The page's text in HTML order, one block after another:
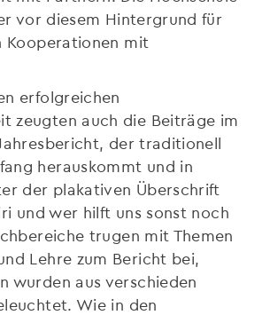
vor diesem Hintergrund für
Kooperationen mit
erfolgreichen
zeugten auch die Beiträge im
der traditionell
herauskommt und in
der plakativen Überschrift
und wer hilft uns sonst noch
trugen mit Themen
Lehre zum Bericht bei,
wurden aus verschieden
Wie in den